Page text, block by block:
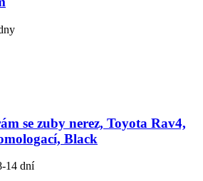
se zuby nerez, Toyota Rav4,
Black
14 dní